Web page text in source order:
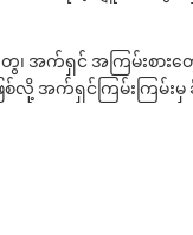
တွေ၊ အက်ရှင် အကြမ်း
ရမှာဖြစ်လို့ အက်ရှင်ကြမ်း